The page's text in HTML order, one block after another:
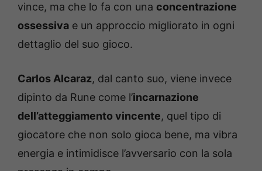
vince, ma che lo fa con una concentrazione
ossessiva e un approccio migliorato in ogni
dettaglio del suo gioco.
Carlos Alcaraz, dal canto suo, viene invece
dipinto da Rune come l’incarnazione
dell’atteggiamento vincente, quel tipo di
giocatore che non solo gioca bene, ma vibra
energia e intimidisce l’avversario con la sola